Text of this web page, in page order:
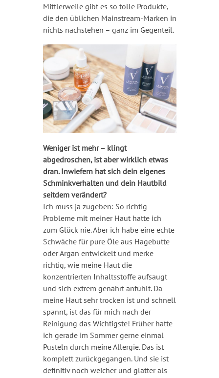
Mittlerweile gibt es so tolle Produkte,
die den üblichen Mainstream-Marken in
nichts nachstehen – ganz im Gegenteil.
Weniger ist mehr – klingt
abgedroschen, ist aber wirklich etwas
dran.Inwiefern hat sich dein eigenes
Schminkverhalten und dein Hautbild
seitdem verändert?
Ich muss ja zugeben: So richtig
Probleme mit meiner Haut hatte ich
zum Glück nie. Aber ich habe eine echte
Schwäche für pure Öle aus Hagebutte
oder Argan entwickelt und merke
richtig, wie meine Haut die
konzentrierten Inhaltsstoffe aufsaugt
und sich extrem genährt anfühlt. Da
meine Haut sehr trocken ist und schnell
spannt, ist das für mich nach der
Reinigung das Wichtigste! Früher hatte
ich gerade im Sommer gerne einmal
Pusteln durch meine Allergie. Das ist
komplett zurückgegangen. Und sie ist
definitiv noch weicher und glatter als